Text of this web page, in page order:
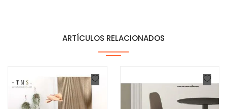
ARTÍCULOS RELACIONADOS